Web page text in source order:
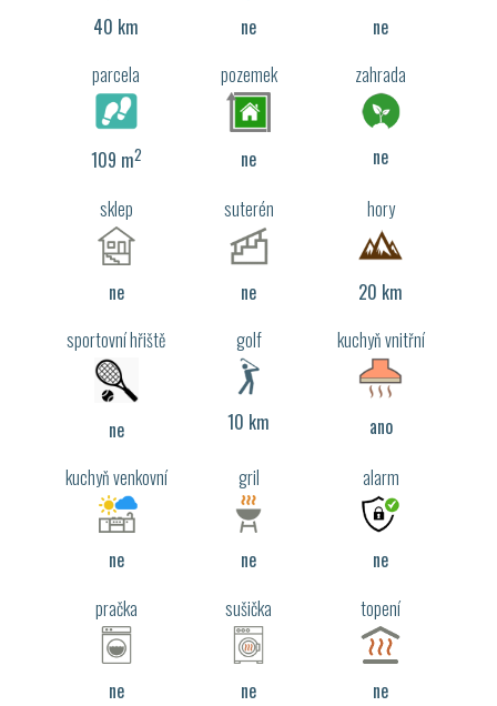
40 km ne
ne
parcela
109 m2
pozemek
ne
zahrada
ne
sklep
ne
suterén
ne
hory
20 km
sportovní hřiště
ne
golf
10 km
kuchyň vnitřní
ano
kuchyň venkovní
ne
gril
ne
alarm
ne
pračka
ne
sušička
ne
topení
ne